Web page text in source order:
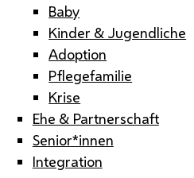
Baby
Kinder & Jugendliche
Adoption
Pflegefamilie
Krise
Ehe & Partnerschaft
Senior*innen
Integration